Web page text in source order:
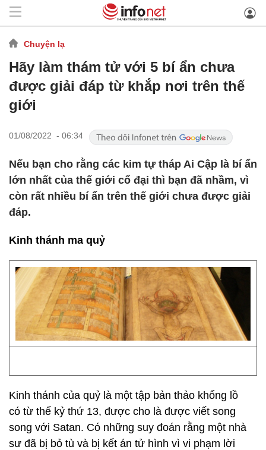
Chuyện lạ
Hãy làm thám tử với 5 bí ẩn chưa
được giải đáp từ khắp nơi trên thế
giới
01/08/2022 - 06:34
Nếu bạn cho rằng các kim tự tháp Ai Cập là bí ẩn
lớn nhất của thế giới cổ đại thì bạn đã nhầm, vì
còn rất nhiều bí ẩn trên thế giới chưa được giải
đáp.
Kinh thánh ma quỷ
Kinh thánh của quỷ là một tập bản thảo khổng lồ
có từ thế kỷ thứ 13, được cho là được viết song
song với Satan. Có những suy đoán rằng một nhà
sư đã bị bỏ tù và bị kết án tử hình vì vi phạm lời